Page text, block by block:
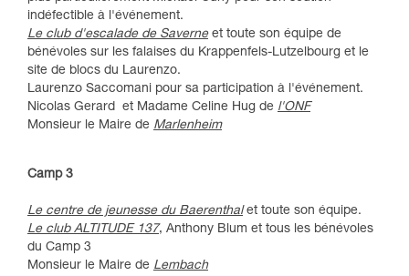
indéfectible à l'événement.
Le club d'escalade de Saverneet toute son équipe de
bénévoles sur les falaises du Krappenfels-Lutzelbourg et le
site de blocs du Laurenzo.
Laurenzo Saccomani pour sa participation à l'événement.
Nicolas Gerard et Madame Celine Hug de l'ONF
Monsieur le Maire de Marlenheim
Camp 3
Le centre de jeunesse du Baerenthalet toute son équipe.
Le club ALTITUDE 137, Anthony Blum et tous les bénévoles
du Camp 3
Monsieur le Maire de Lembach